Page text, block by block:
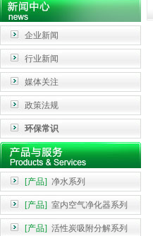
企业新闻
行业新闻
媒体关注
政策法规
环保常识
[产品] 净水系列
[产品] 室内空气净化器系列
[产品] 活性炭吸附分解系列